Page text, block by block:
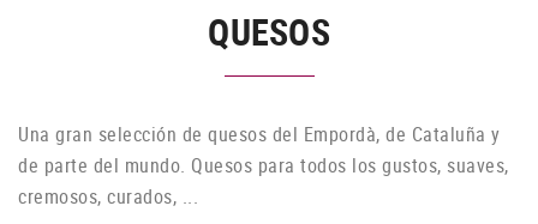
QUESOS
Una gran selección de quesos del Empordà, de Cataluña y
de parte del mundo. Quesos para todos los gustos, suaves,
cremosos, curados, ...